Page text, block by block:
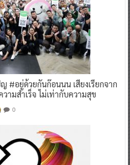
#อยู่ด้วยกันก๊อนนน เสียงเรียกจาก
ามสำเร็จ ไม่เท่ากับความสุข
0